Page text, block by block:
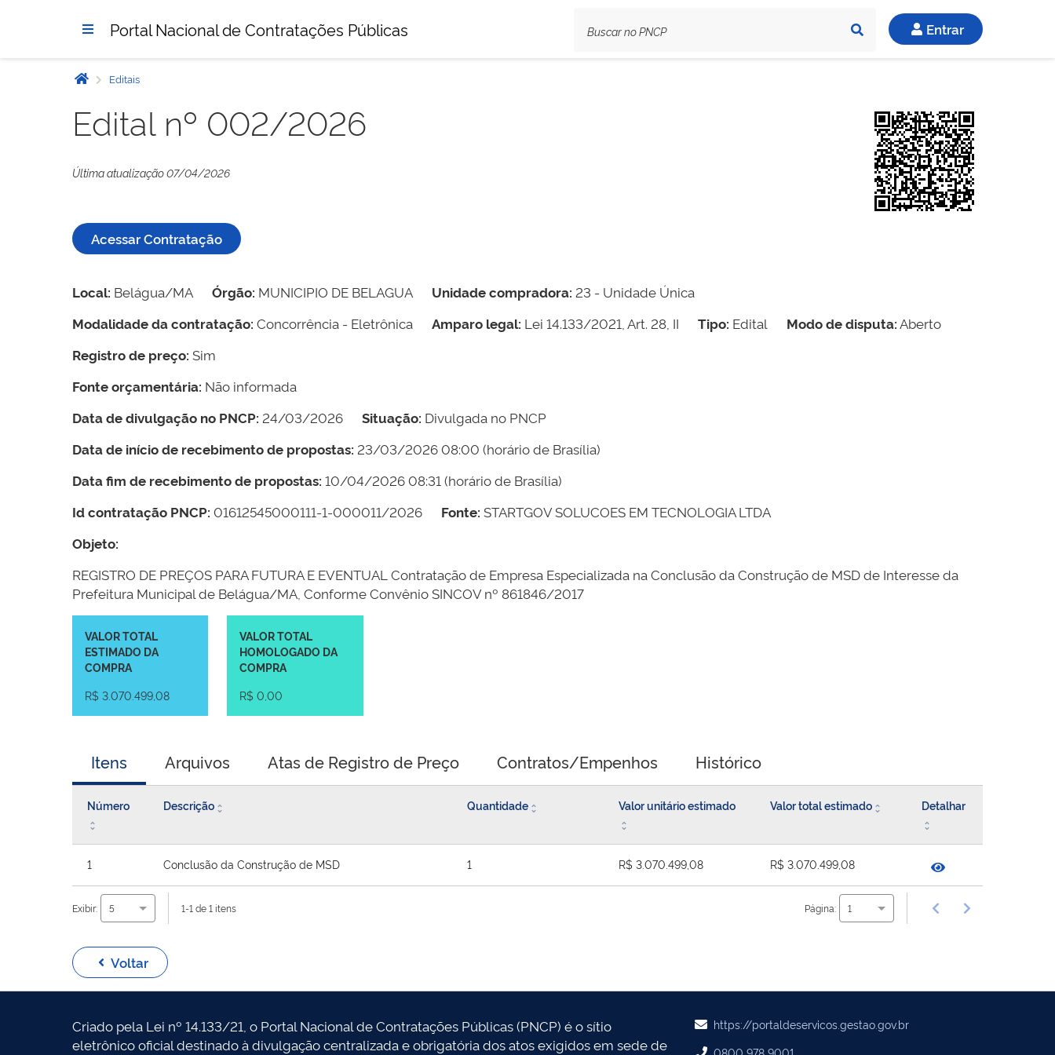
Portal Nacional de Contratações Públicas Entrar
Editais
Edital nº 002/2026
Última atualização 07/04/2026
Acessar Contratação
Local: Belágua/MA Órgão: MUNICIPIO DE BELAGUA Unidade compradora: 23 - Unidade Única
Modalidade da contratação: Concorrência - Eletrônica Amparo legal: Lei 14.133/2021, Art. 28, II Tipo: Edital Modo de disputa:Aberto
Registro de preço: Sim
Fonte orçamentária: Não informada
Data de divulgação no PNCP: 24/03/2026 Situação: Divulgada no PNCP
Data de início de recebimento de propostas: 23/03/2026 08:00 (horário de Brasília)
Data fim de recebimento de propostas: 10/04/2026 08:31 (horário de Brasília)
Id contratação PNCP: 01612545000111-1-000011/2026 Fonte: STARTGOV SOLUCOES EM TECNOLOGIA LTDA
Objeto:
REGISTRO DE PREÇOS PARA FUTURA E EVENTUAL Contratação de Empresa Especializada na Conclusão da Construção de MSD de Interesse da
Prefeitura Municipal de Belágua/MA, Conforme Convênio SINCOV nº 861846/2017
VALOR TOTAL
ESTIMADO DA
COMPRA
R$ 3.070.499,08
VALOR TOTAL
HOMOLOGADO DA
COMPRA
R$ 0,00
Itens Arquivos Atas de Registro de Preço Contratos/Empenhos Histórico
Número Descrição Quantidade Valor unitário estimado Valor total estimado Detalhar
1 Conclusão da Construção de MSD 1 R$ 3.070.499,08 R$ 3.070.499,08
Exibir: 5 1-1 de 1 itens Página: 1
Voltar
Criado pela Lei nº 14.133/21, o Portal Nacional de Contratações Públicas (PNCP) é o sítio
eletrônico oficial destinado à divulgação centralizada e obrigatória dos atos exigidos em sede de
https://portaldeservicos.gestao.gov.br